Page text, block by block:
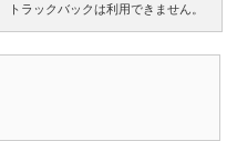
トラックバックは利用できません。